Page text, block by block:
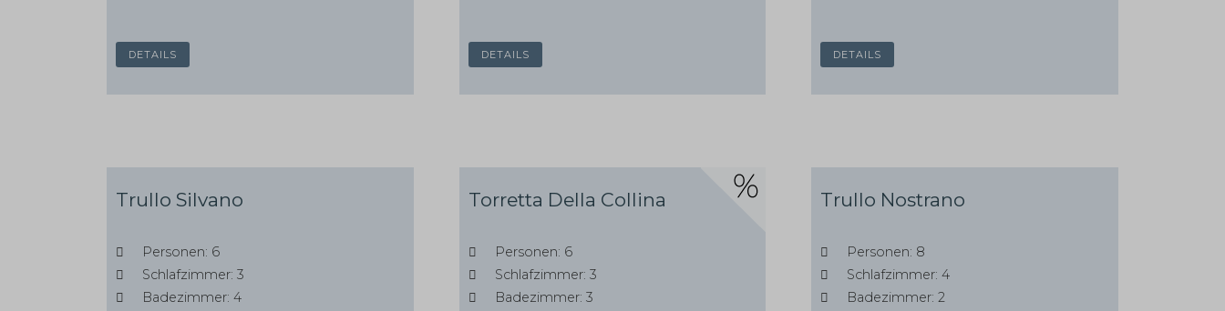
DETAILS DETAILS DETAILS
Trullo Silvano
Personen: 6
Schlafzimmer: 3
Badezimmer: 4
Torretta Della Collina
Personen: 6
Schlafzimmer: 3
Badezimmer: 3
Trullo Nostrano
Personen: 8
Schlafzimmer: 4
Badezimmer: 2